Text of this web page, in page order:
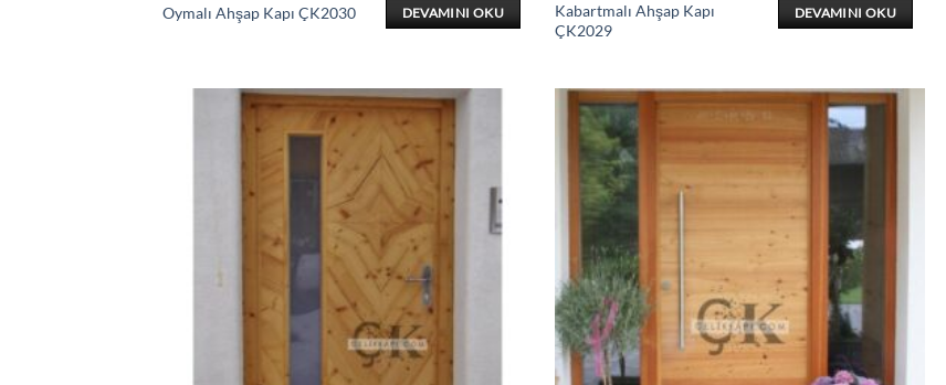
Oymalı Ahşap Kapı ÇK2030 DEVAMINI OKU
Kabartmalı Ahşap Kapı
ÇK2029
DEVAMINI OKU